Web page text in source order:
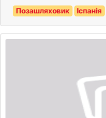
Позашляховик Іспанія